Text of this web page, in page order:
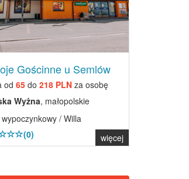
Gościnne u Semlów
od 65do 218 PLNza osobę
Wyżna, małopolskie
/ Willa
(0)
więcej